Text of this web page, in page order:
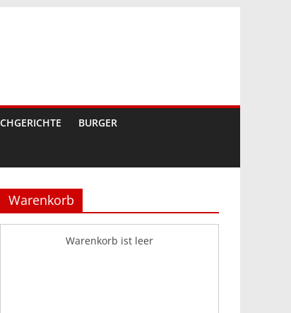
BURGER
Warenkorb
Warenkorb ist leer